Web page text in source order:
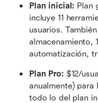
Plan inicial: Plan
incluye 11
usuarios.
almacenamiento,
automatización,
Plan Pro: $12/
anualmente)
todo lo del plan